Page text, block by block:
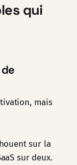
qui
mais
sur la
sur deux.